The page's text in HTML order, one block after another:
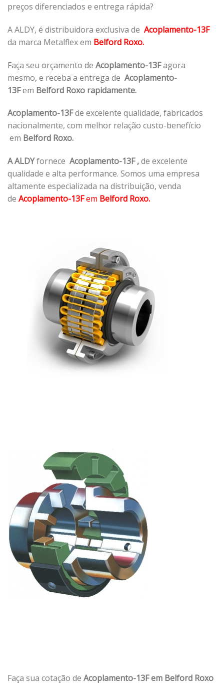
preços diferenciados e entrega rápida?
A ALDY, é distribuidora exclusiva de Acoplamento-13F
da marca Metalflex em Belford Roxo.
Faça seu orçamento de Acoplamento-13Fagora
mesmo, e receba a entrega de Acoplamento-
13Fem Belford Roxo rapidamente.
Acoplamento-13Fde excelente qualidade, fabricados
nacionalmente, com melhor relação custo-benefício
em Belford Roxo.
A ALDYfornece Acoplamento-13F ,de excelente
qualidade e alta performance. Somos uma empresa
altamente especializada na distribuição, venda
de Acoplamento-13Fem Belford Roxo.
Faça sua cotação de Acoplamento-13F em Belford Roxo